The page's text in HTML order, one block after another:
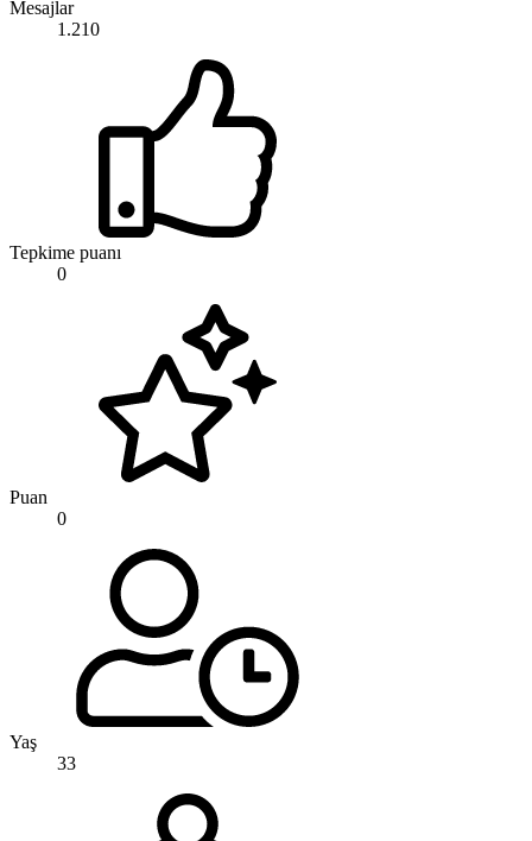
Mesajlar
1.210
Tepkime puanı
0
Puan
0
Yaş
33